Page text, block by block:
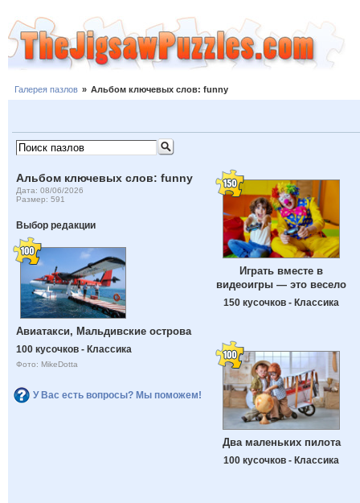
Галерея пазлов » Альбом ключевых слов: funny
Альбом ключевых слов: funny
Дата: 08/06/2026
Размер: 591
Выбор редакции
Авиатакси, Мальдивские острова
100 кусочков - Классика
Фото: MikeDotta
У Вас есть вопросы? Мы поможем!
Играть вместе в
видеоигры — это весело
150 кусочков - Классика
Два маленьких пилота
100 кусочков - Классика